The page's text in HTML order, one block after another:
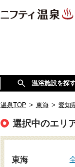
温浴施設を探
温泉TOP > 東海 > 愛知
選択中のエリ
東海